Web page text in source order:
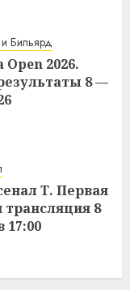
Бильярд
2026.
8 —
Т. Первая
8
17:00